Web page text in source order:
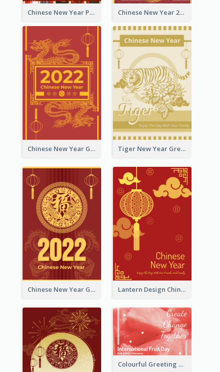
Chinese New Year Photo Greeting Card Chinese New Year 2022 Golden Greeting Card
Chinese New Year Greeting Card With Graphic Decorations Tiger New Year Greeting Card With Decorations
Chinese New Year Greeting Card With Dragon Decorations Lantern Design Chinese New Year Greeting Card
Colourful Greeting Card For International Fruit Day 2021